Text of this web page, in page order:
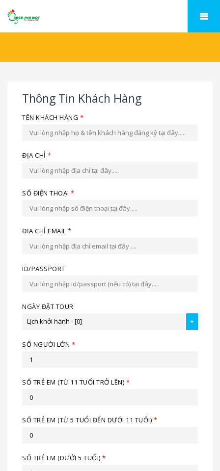
Thông Tin Khách Hàng
TÊN KHÁCH HÀNG *
ĐỊA CHỈ*
SỐ ĐIỆN THOẠI*
ĐỊA CHỈ EMAIL*
ID/PASSPORT
NGÀY ĐẶT TOUR
Lịch khởi hành - [0]
SỐ NGƯỜI LỚN *
SỐ TRẺ EM (TỪ 11 TUỔI TRỞ LÊN) *
SỐ TRẺ EM (TỪ 5 TUỔI ĐẾN DƯỚI 11 TUỔI)*
SỐ TRẺ EM (DƯỚI 5 TUỔI)*